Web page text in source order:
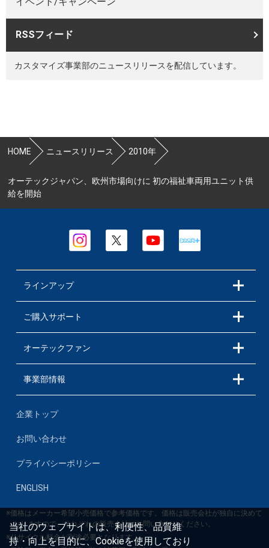
当社のウェブサイトは、利便性、品質維
持・向上を目的に、Cookieを使用しており
RSSフィード
カスタマイズ事業部のニュースリリースを配信しています。
HOME ニュースリリース 2010年
オーテックジャパン、欧州市場向けに 初の福祉車両用ユニット供
給を開始
ラインアップ
ご購入サポート
オーテックファン
事業部情報
企業トップ
お問い合わせ
プライバシーポリシー
ENGLISH
※価格はメーカー希望小売価格で参考価格です。価格は販売会社が独自に決めて
おりますので、それぞれの販売会社にお問い合わせください。
※リサイクル料金が別途必要となります。